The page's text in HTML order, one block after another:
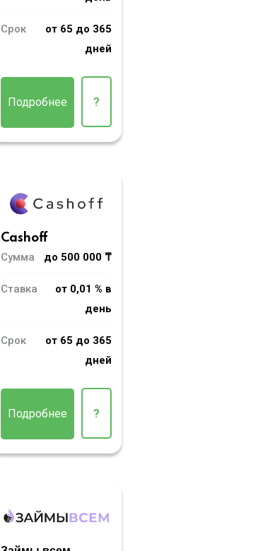
Срок
от 65 до 365
дней
Подробнее ?
Cashoff
Сумма
до 500 000 ₸
Ставка
от 0,01 % в
день
Срок
от 65 до 365
дней
Подробнее ?